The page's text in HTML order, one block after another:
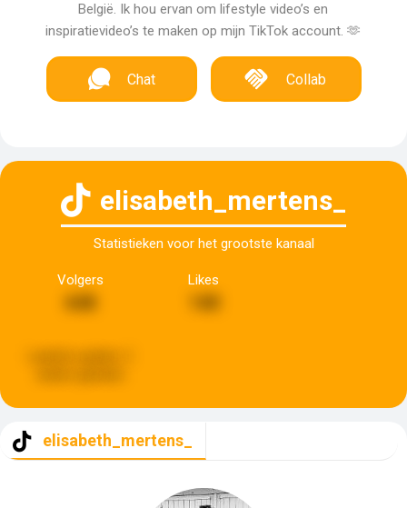
België. Ik hou ervan om lifestyle video’s en
inspiratievideo’s te maken op mijn TikTok account. 🫶
Chat Collab
elisabeth_mertens_
Statistieken voor het grootste kanaal
Volgers
648
Likes
elisabeth_mertens_